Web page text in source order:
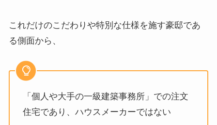
これだけのこだわりや特別な仕様を施す豪邸であ
る側面から、
「個人や大手の一級建築事務所」での注文
住宅であり、ハウスメーカーではない